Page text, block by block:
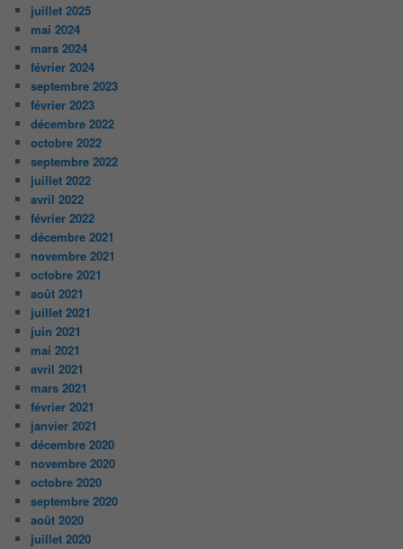
juillet 2025
mai 2024
mars 2024
février 2024
septembre 2023
février 2023
décembre 2022
octobre 2022
septembre 2022
juillet 2022
avril 2022
février 2022
décembre 2021
novembre 2021
octobre 2021
août 2021
juillet 2021
juin 2021
mai 2021
avril 2021
mars 2021
février 2021
janvier 2021
décembre 2020
novembre 2020
octobre 2020
septembre 2020
août 2020
juillet 2020